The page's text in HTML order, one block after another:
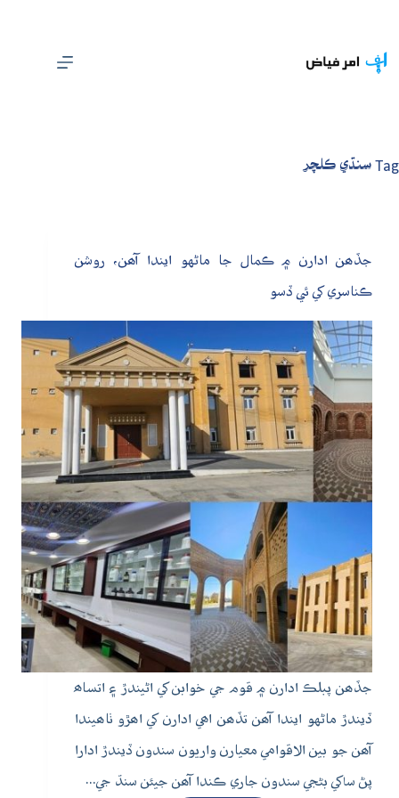
content
Tag سنڌي ڪلچر
جڏھن ادارن ۾ ڪمال جا ماڻهو ايندا آھن، روشن
ڪناسري کي ئي ڏسو
جڏھن پبلڪ ادارن ۾ قوم جي خوابن کي اڻيندڙ ۽ اتساھ
ڏيندڙ ماڻهو ايندا آھن تڏھن اھي ادارن کي اھڙو ٺاھيندا
آھن جو بين الاقوامي معيارن واريون سندون ڏيندڙ ادارا
پڻ ساکي بڻجي سندون جاري ڪندا آھن جيئن سنڌ جي…